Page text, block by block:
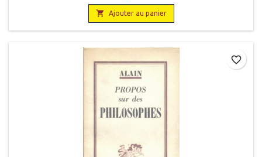
 Ajouter au panier
favorite_border